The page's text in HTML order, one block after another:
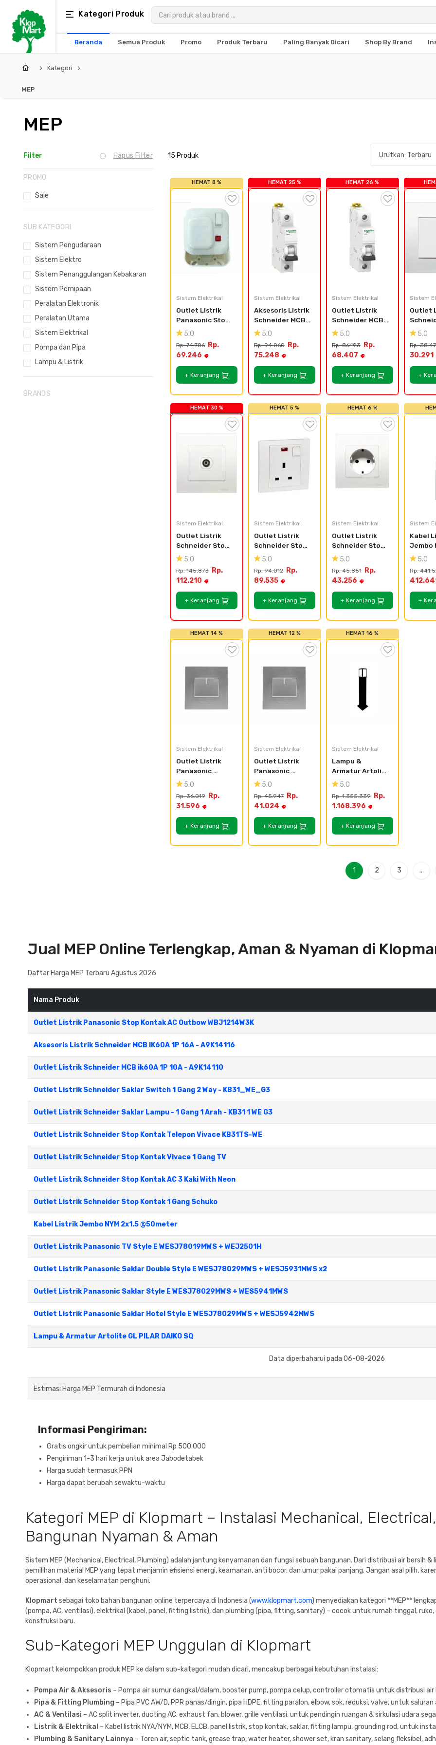
Kategori Produk
Beranda Semua Produk Promo Produk Terbaru Paling Banyak Dicari Shop By Brand
Kategori
Produk
Arsitektur
Interior
Kategori
MEP
MEP
15 Produk
HEMAT 8 %
Sistem Elektrikal
Outlet Listrik
Panasonic Stop
Kontak AC
WBJ1214W3K
5.0
Rp. 74.786
Rp.
69.246
+ Keranjang
HEMAT 25 %
Sistem Elektrikal
Aksesoris Listrik
Schneider MCB
IK60A 1P 16A -
5.0
Rp. 94.060
Rp.
75.248
+ Keranjang
HEMAT 26 %
Sistem Elektrikal
Outlet Listrik
Schneider MCB
ik60A 1P 10A -
5.0
Rp. 86.193
Rp.
68.407
+ Keranjang
Sistem
Outlet
Saklar
5.0
Rp.
30.291
+
HEMAT 30 %
Sistem Elektrikal
Outlet Listrik
Schneider Stop
Kontak Vivace 1
5.0
Rp. 145.873
Rp.
112.210
+ Keranjang
HEMAT 5 %
Sistem Elektrikal
Outlet Listrik
Schneider Stop
Kontak AC 3
5.0
Rp. 94.012
Rp.
89.535
+ Keranjang
HEMAT 6 %
Sistem Elektrikal
Outlet Listrik
Schneider Stop
Kontak 1 Gang
5.0
Rp. 45.851
Rp.
43.256
+ Keranjang
Sistem
Kabel
Jembo
2x1.5
5.0
Rp.
+
HEMAT 14 %
Sistem Elektrikal
Outlet Listrik
Panasonic
Saklar Style E
+ WES5941MWS
5.0
Rp. 36.019
Rp.
31.596
+ Keranjang
HEMAT 12 %
Sistem Elektrikal
Outlet Listrik
Panasonic
Saklar Hotel
WESJ78029MWS
+ WESJ5942MWS
5.0
Rp. 45.947
Rp.
41.024
+ Keranjang
HEMAT 16 %
Sistem Elektrikal
Lampu &
Armatur Artolite
GL PILAR DAIKO
5.0
Rp. 1.355.339
Rp.
1.168.396
+ Keranjang
1 2 3 ...
Filter Hapus Filter
PROMO
Sale
SUB KATEGORI
Sistem Pengudaraan
Sistem Elektro
Sistem Penanggulangan Kebakaran
Sistem Pemipaan
Peralatan Elektronik
Peralatan Utama
Sistem Elektrikal
Pompa dan Pipa
Lampu & Listrik
BRANDS
Jual MEP Online Terlengkap, Aman & Nyaman di
Daftar Harga MEP Terbaru Agustus 2026
Nama Produk
Outlet Listrik Panasonic Stop Kontak AC Outbow WBJ1214W3K
Aksesoris Listrik Schneider MCB IK60A 1P 16A - A9K14116
Outlet Listrik Schneider MCB ik60A 1P 10A - A9K14110
Outlet Listrik Schneider Saklar Switch 1 Gang 2 Way - KB31_WE_G3
Outlet Listrik Schneider Saklar Lampu - 1 Gang 1 Arah - KB31 1 WE G3
Outlet Listrik Schneider Stop Kontak Telepon Vivace KB31TS-WE
Outlet Listrik Schneider Stop Kontak Vivace 1 Gang TV
Outlet Listrik Schneider Stop Kontak AC 3 Kaki With Neon
Outlet Listrik Schneider Stop Kontak 1 Gang Schuko
Kabel Listrik Jembo NYM 2x1.5 @50meter
Outlet Listrik Panasonic TV Style E WESJ78019MWS + WEJ2501H
Outlet Listrik Panasonic Saklar Double Style E WESJ78029MWS + WESJ5931MWS x2
Outlet Listrik Panasonic Saklar Style E WESJ78029MWS + WES5941MWS
Outlet Listrik Panasonic Saklar Hotel Style E WESJ78029MWS + WESJ5942MWS
Lampu & Armatur Artolite GL PILAR DAIKO SQ
Data diperbaharui pada 06-08-2026
Estimasi Harga MEP Termurah di Indonesia
Informasi Pengiriman:
Gratis ongkir untuk pembelian minimal Rp 500.000
Pengiriman 1-3 hari kerja untuk area Jabodetabek
Harga sudah termasuk PPN
Harga dapat berubah sewaktu-waktu
Kategori MEP di Klopmart – Instalasi Mechanical,
Bangunan Nyaman & Aman
Sistem MEP (Mechanical, Electrical, Plumbing) adalah jantung kenyamanan dan fungsi sebuah bangunan. Dari distribusi air bersih
pemilihan material MEP yang tepat menjamin efisiensi energi, keamanan, anti bocor, dan umur pakai panjang. Jangan asal pilih,
operasional, dan keselamatan penghuni.
Klopmart sebagai toko bahan bangunan online terpercaya di Indonesia (www.klopmart.com) menyediakan kategori **MEP**
(pompa, AC, ventilasi), elektrikal (kabel, panel, fitting listrik), dan plumbing (pipa, fitting, sanitary) – cocok untuk rumah tinggal,
konstruksi baru.
Sub-Kategori MEP Unggulan di Klopmart
Klopmart kelompokkan produk MEP ke dalam sub-kategori mudah dicari, mencakup berbagai kebutuhan instalasi:
Pompa Air & Aksesoris – Pompa air sumur dangkal/dalam, booster pump, pompa celup, controller otomatis untuk distribusi
Pipa & Fitting Plumbing – Pipa PVC AW/D, PPR panas/dingin, pipa HDPE, fitting paralon, elbow, sok, reduksi, valve, untuk
AC & Ventilasi – AC split inverter, ducting AC, exhaust fan, blower, grille ventilasi, untuk pendingin ruangan & sirkulasi udara
Listrik & Elektrikal – Kabel listrik NYA/NYM, MCB, ELCB, panel listrik, stop kontak, saklar, fitting lampu, grounding rod, untuk
Plumbing & Sanitary Lainnya – Toren air, septic tank, grease trap, water heater, shower set, kran sanitary, selang fleksibel,